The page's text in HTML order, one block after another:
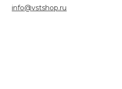
info@vstshop.ru